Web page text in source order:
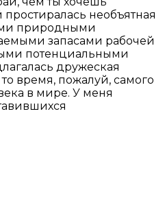
необъятная
природными
запасами рабочей
потенциальными
дружеская
время, пожалуй, самого
в мире. У меня